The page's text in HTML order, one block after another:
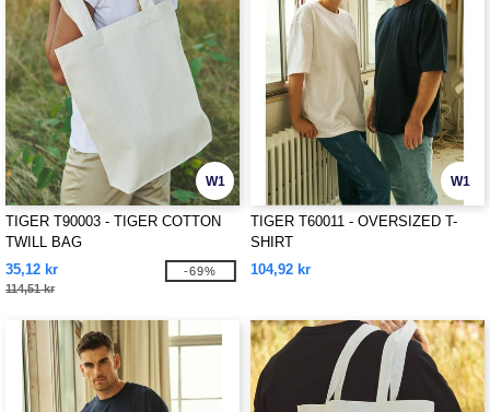
W1
TIGER T90003 - TIGER COTTON
TWILL BAG
35,12 kr
114,51 kr
-69%
W1
TIGER T60011 - OVERSIZED T-
SHIRT
104,92 kr